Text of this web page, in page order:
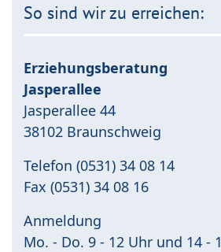
So sind wir zu erreichen:
Erziehungsberatung
Jasperallee
Jasperallee 44
38102 Braunschweig
Telefon (0531) 34 08 14
Fax (0531) 34 08 16
Anmeldung
Mo. - Do. 9 - 12 Uhr und 14 -